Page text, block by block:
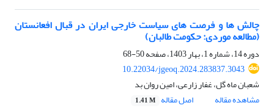
چالش ها و فرصت های سیاست خارجی ایران در قبال افعانستان
(مطالعه موردی: حکومت طالبان)
دوره 14، شماره 1، بهار 1403، صفحه
50-68
10.22034/jgeoq.2024.283837.3043
شعبان ماه گل، غفار زارعی، امین روان بد
مشاهده مقاله
اصل مقاله 1.41 M